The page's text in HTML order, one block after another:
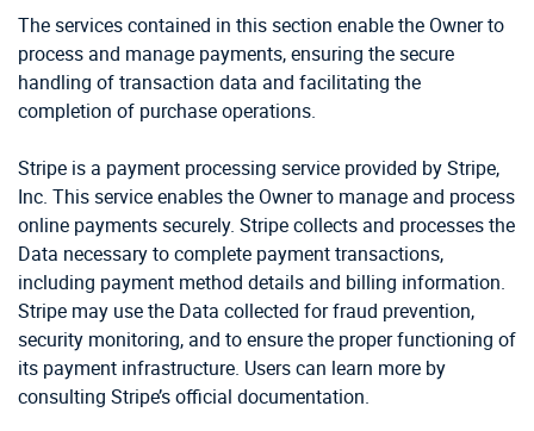
The services contained in this section enable the Owner to
process and manage payments, ensuring the secure
handling of transaction data and facilitating the
completion of purchase operations.
Stripe is a payment processing service provided by Stripe,
Inc. This service enables the Owner to manage and process
online payments securely. Stripe collects and processes the
Data necessary to complete payment transactions,
including payment method details and billing information.
Stripe may use the Data collected for fraud prevention,
security monitoring, and to ensure the proper functioning of
its payment infrastructure. Users can learn more by
consulting Stripe’s official documentation.